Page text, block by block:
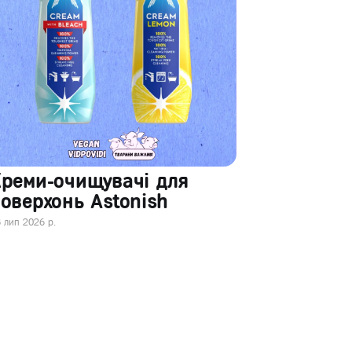
очищувачі для
Astonish
лип 2026 р.